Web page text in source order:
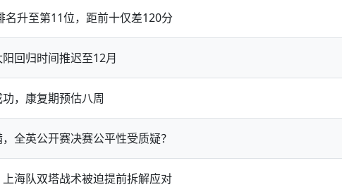
升至第11位，距前十仅差120分
回归时间推迟至12月
，康复期预估八周
全英公开赛决赛公平性受质疑？
海队双塔战术被迫提前拆解应对